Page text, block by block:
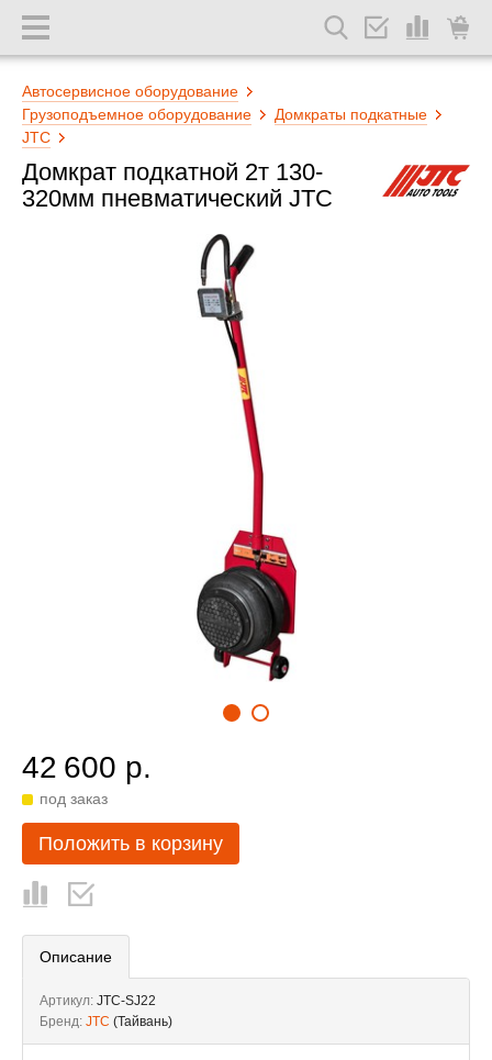
Автосервисное оборудование
Грузоподъемное оборудование
Домкраты подкатные
JTC
Домкрат подкатной 2т 130-
320мм пневматический JTC
42 600 р.
под заказ
Положить в корзину
Описание
Артикул: JTC-SJ22
Бренд: JTC (Тайвань)